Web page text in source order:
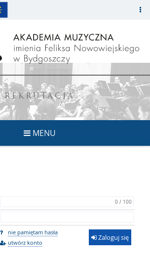
REKRUTACJA
MENU
0 / 100
nie pamiętam hasła
utwórz konto
Zaloguj się